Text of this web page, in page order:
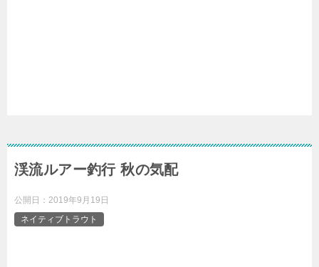
渓流ルアー釣行 秋の気配
公開日： 2019年9月19日
ネイティブトラウト